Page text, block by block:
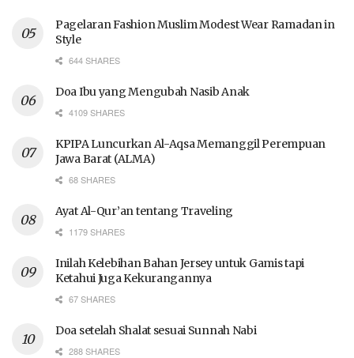
Pagelaran Fashion Muslim Modest Wear Ramadan in
Style
644 SHARES
Doa Ibu yang Mengubah Nasib Anak
4109 SHARES
KPIPA Luncurkan Al-Aqsa Memanggil Perempuan
Jawa Barat (ALMA)
68 SHARES
Ayat Al-Qur’an tentang Traveling
1179 SHARES
Inilah Kelebihan Bahan Jersey untuk Gamis tapi
Ketahui Juga Kekurangannya
67 SHARES
Doa setelah Shalat sesuai Sunnah Nabi
288 SHARES